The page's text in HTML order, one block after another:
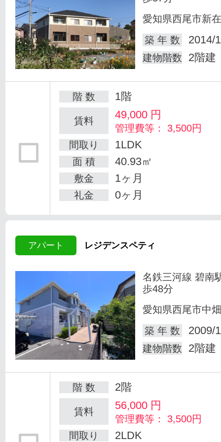
愛知県西尾市新
築 年 数
2014/
建物階数 2階建
階 数 1階
賃料 49,000 円
管理費等： 3,500円
間取り
1LDK
面 積 40.93㎡
敷金 1ヶ月
礼金 0ヶ月
アパート レジデンスペティ
名鉄三河線 碧南
歩48分
愛知県西尾市中
築 年 数
2009/
建物階数 2階建
階 数 2階
賃料 56,000 円
管理費等： 3,500円
間取り
2LDK